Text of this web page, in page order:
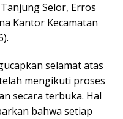
Selor, Erros
Kantor Kecamatan
selamat atas
mengikuti proses
secara terbuka. Hal
bahwa setiap